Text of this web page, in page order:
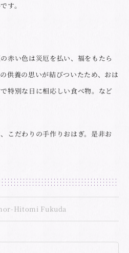
す。
赤い色は災厄を払い、福をもたら
供養の思いが結びついたため、おは
特別な日に相応しい食べ物。など
こだわりの手作りおはぎ。是非お
Hitomi Fukuda